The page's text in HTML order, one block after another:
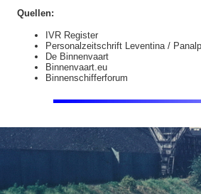
Quellen:
IVR Register
Personalzeitschrift Leventina /
De Binnenvaart
Binnenvaart.eu
Binnenschifferforum